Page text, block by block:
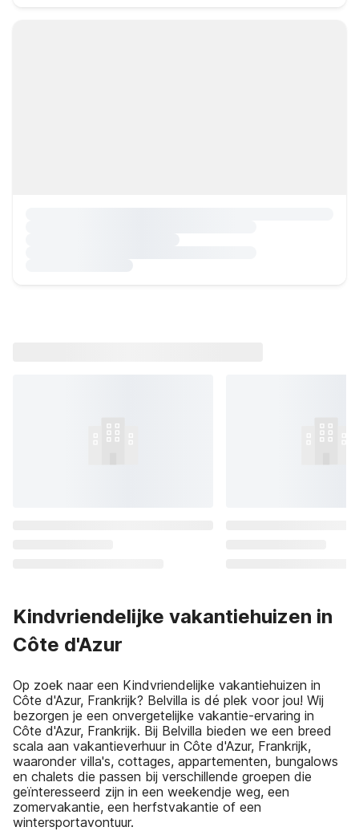
Kindvriendelijke vakantiehuizen in
Côte d'Azur
Op zoek naar een Kindvriendelijke vakantiehuizen in
Côte d'Azur, Frankrijk? Belvilla is dé plek voor jou! Wij
bezorgen je een onvergetelijke vakantie-ervaring in
Côte d'Azur, Frankrijk. Bij Belvilla bieden we een breed
scala aan vakantieverhuur in Côte d'Azur, Frankrijk,
waaronder villa's, cottages, appartementen, bungalows
en chalets die passen bij verschillende groepen die
geïnteresseerd zijn in een weekendje weg, een
zomervakantie, een herfstvakantie of een
wintersportavontuur.